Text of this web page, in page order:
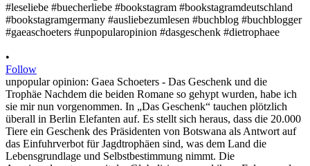
•
Follow
unpopular opinion: Gaea Schoeters - Das Geschenk und die
Trophäe Nachdem die beiden Romane so gehypt wurden, habe ich
sie mir nun vorgenommen. In „Das Geschenk“ tauchen plötzlich
überall in Berlin Elefanten auf. Es stellt sich heraus, dass die 20.000
Tiere ein Geschenk des Präsidenten von Botswana als Antwort auf
das Einfuhrverbot für Jagdtrophäen sind, was dem Land die
Lebensgrundlage und Selbstbestimmung nimmt. Die